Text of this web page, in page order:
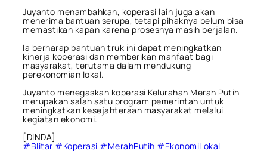
Juyanto menambahkan, koperasi lain juga akan
menerima bantuan serupa, tetapi pihaknya belum bisa
memastikan kapan karena prosesnya masih berjalan.
Ia berharap bantuan truk ini dapat meningkatkan
kinerja koperasi dan memberikan manfaat bagi
masyarakat, terutama dalam mendukung
perekonomian lokal.
Juyanto menegaskan koperasi Kelurahan Merah Putih
merupakan salah satu program pemerintah untuk
meningkatkan kesejahteraan masyarakat melalui
kegiatan ekonomi.
[DINDA]
#Blitar #Koperasi #MerahPutih #EkonomiLokal